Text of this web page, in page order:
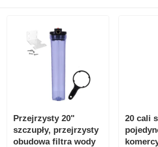
Przejrzysty 20"
szczupły, przejrzysty
obudowa filtra wody
20 cali